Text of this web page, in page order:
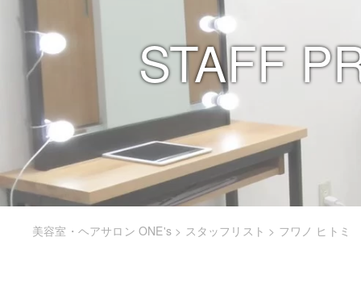
美容室・ヘアサロン ONE's > スタッフリスト > フワノ ヒトミ
STAFF